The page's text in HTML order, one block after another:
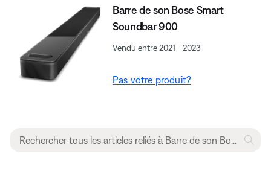
Barre de son Bose Smart
Soundbar 900
Vendu entre 2021 - 2023
Pas votre produit?